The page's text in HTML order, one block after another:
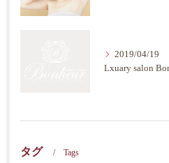
2019/04/19
タグ Tags